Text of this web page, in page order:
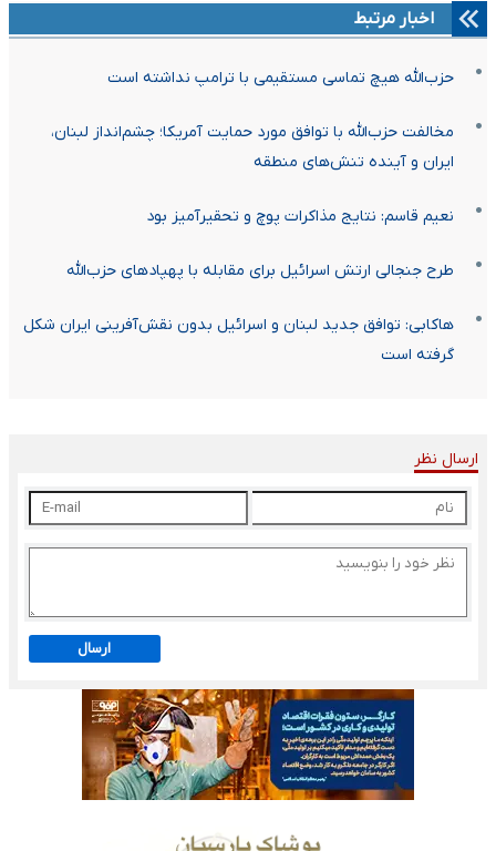
اخبار مرتبط
حزب‌الله هیچ تماسی مستقیمی با ترامپ نداشته است
مخالفت حزب‌الله با توافق مورد حمایت آمریکا؛ چشم‌انداز لبنان،
ایران و آینده تنش‌های منطقه
نعیم قاسم: نتایج مذاکرات پوچ و تحقیرآمیز بود
طرح جنجالی ارتش اسرائیل برای مقابله با پهپادهای حزب‌الله
هاکابی: توافق جدید لبنان و اسرائیل بدون نقش‌آفرینی ایران شکل
گرفته است
ارسال نظر
ارسال